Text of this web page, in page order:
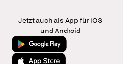
Jetzt auch als App für iOS
und Android
Jetzt bei Google Play
Laden im App Store